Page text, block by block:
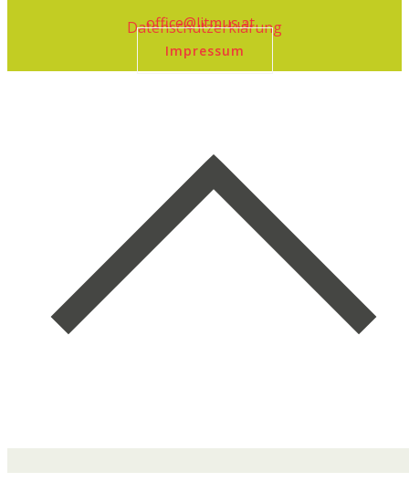
office@litmus.at
Datenschutzerklärung
Impressum